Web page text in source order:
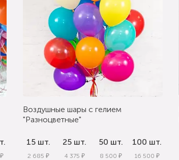
Воздушные шары с гелием
"Разноцветные"
15 шт.
2 685 ₽
25 шт.
4 375 ₽
50 шт.
8 500 ₽
100 шт.
16 500 ₽